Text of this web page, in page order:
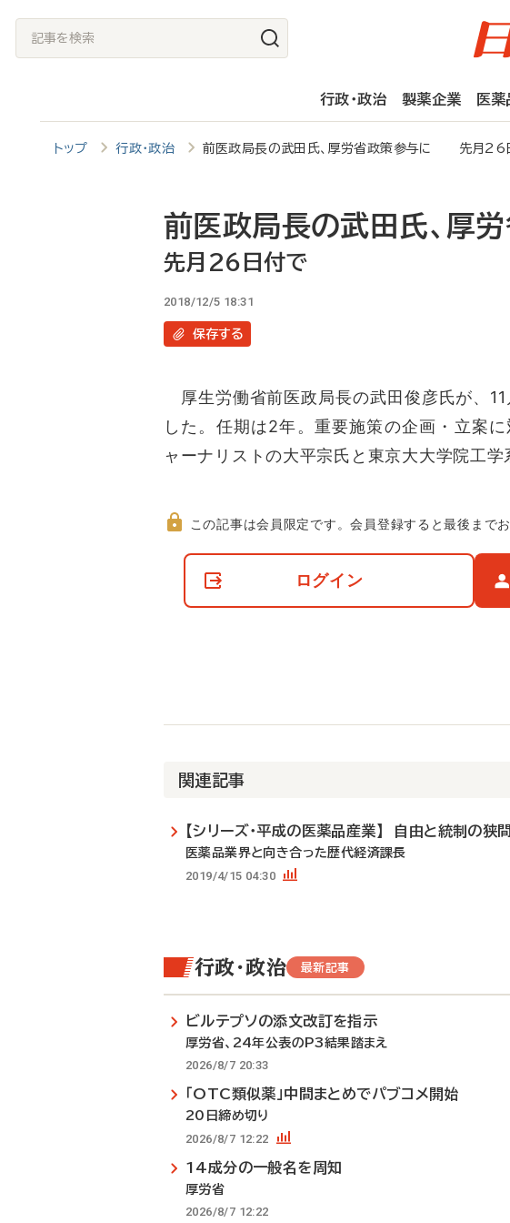
記
事
行政・政治 製薬企業 医薬
トップ 行政・政治 前医政局長の武田氏、厚労省政策参与に 先月26
前医政局長の武田氏、厚
先月26日付で
2018/12/5 18:31
保存する
厚生労働省前医政局長の武田俊彦氏が、
した。任期は2年。重要施策の企画・立案
ャーナリストの大平宗氏と東京大大学院工
て
この記事は会員限定です。会員登録すると最後まで
ログイン
関連記事
【シリーズ・平成の医薬品産業】 自由と統制の狭
医薬品業界と向き合った歴代経済課長
2019/4/15 04:30
行政・政治 最新記事
ビルテプソの添文改訂を指示
厚労省、24年公表のP3結果踏まえ
2026/8/7 20:33
「OTC類似薬」中間まとめでパブコメ開始
20日締め切り
2026/8/7 12:22
14成分の一般名を周知
厚労省
2026/8/7 12:22